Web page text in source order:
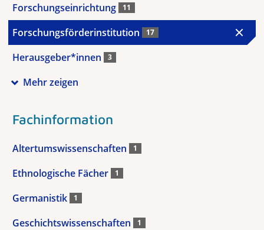
Forschungseinrichtung 11
Forschungsförderinstitution 17
Herausgeber*innen 3
Mehr zeigen
Fachinformation
Altertumswissenschaften 1
Ethnologische Fächer 1
Germanistik 1
Geschichtswissenschaften 1